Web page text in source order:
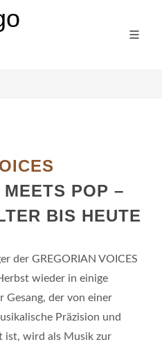
POP –
BIS HEUTE
der GREGORIAN VOICES
wieder in einige
Gesang, der von einer
Präzision und
ist, wird als Musik zur